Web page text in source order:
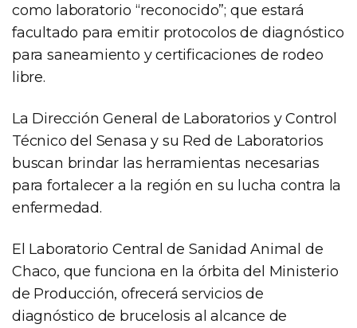
como laboratorio “reconocido”; que estará
facultado para emitir protocolos de diagnóstico
para saneamiento y certificaciones de rodeo
libre.
La Dirección General de Laboratorios y Control
Técnico del Senasa y su Red de Laboratorios
buscan brindar las herramientas necesarias
para fortalecer a la región en su lucha contra la
enfermedad.
El Laboratorio Central de Sanidad Animal de
Chaco, que funciona en la órbita del Ministerio
de Producción, ofrecerá servicios de
diagnóstico de brucelosis al alcance de